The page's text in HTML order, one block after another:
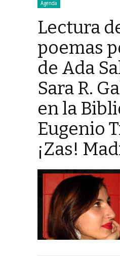
Agenda
Lectura
poemas
de Ada
Sara R.
en la
Eugenio
¡Zas!